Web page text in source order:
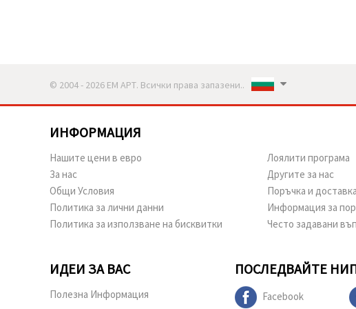
© 2004 - 2026 ЕМ АРТ. Всички права запазени..
ИНФОРМАЦИЯ
Нашите цени в евро
За нас
Общи Условия
Политика за лични данни
Политика за използване на бисквитки
Лоялити програма
Другите за нас
Поръчка и доставка
Информация за
Често задавани
ИДЕИ ЗА ВАС
Полезна Информация
ПОСЛЕДВАЙТЕ НИ
Facebook